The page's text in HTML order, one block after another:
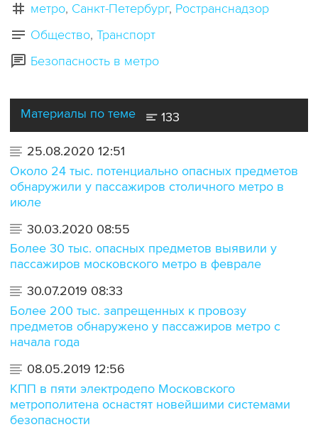
метро Санкт-Петербург Ространснадзор
Общество Транспорт
Безопасность в метро
Материалы по теме 133
25.08.2020 12:51
Около 24 тыс. потенциально опасных предметов
обнаружили у пассажиров столичного метро в
июле
30.03.2020 08:55
Более 30 тыс. опасных предметов выявили у
пассажиров московского метро в феврале
30.07.2019 08:33
Более 200 тыс. запрещенных к провозу
предметов обнаружено у пассажиров метро с
начала года
08.05.2019 12:56
КПП в пяти электродепо Московского
метрополитена оснастят новейшими системами
безопасности